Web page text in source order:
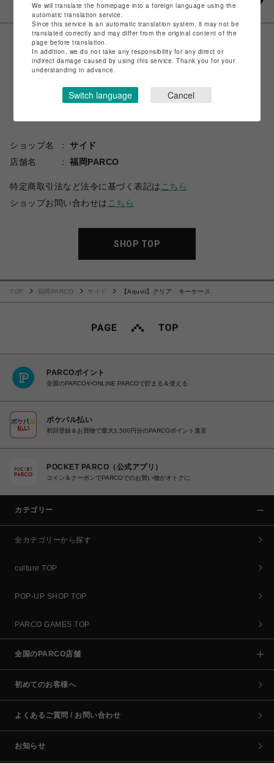
ショップ名
サイド
店舗名
福岡PARCO
特定商取引法など法令に基づく表記は こちら
ショップお問い合わせは こちら
SHOP TOP
TOP 福岡PARCO サイド 【Aquvii】クリア キーケース
PARCOポイント
全国のPARCOやONLINE PARCOで貯まる＆使える
ポケパル払い
初回登録＆お買物で最大1,500円分のPARCOポイント進呈
POCKET PARCO（公式アプリ）
コイン＆クーポンでPARCOでのお買い物がオトクに
カテゴリー
全カテゴリーから探す
culture TOP
POP-UP SHOP TOP
PARCO GAMES TOP
全国のPARCO店舗
初めてのお客様へ
よくあるご質問 / お問い合わせ
お知らせ
We will translate the homepage into a foreign language using the
automatic translation service.
Since this service is an automatic translation system, it may not be
translated correctly and may differ from the original content of the
page before translation.
In addition, we do not take any responsibility for any direct or
indirect damage caused by using this service. Thank you for your
understanding in advance.
Switch language Cancel